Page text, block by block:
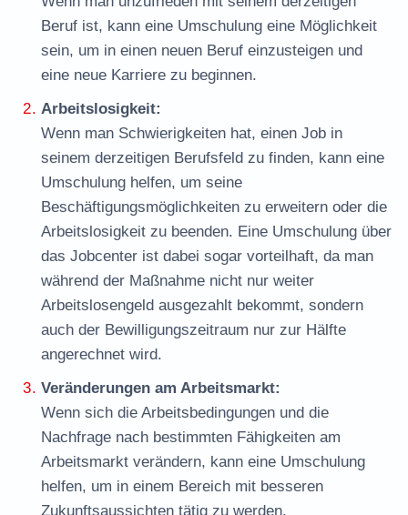
Beruf ist, kann eine Umschulung eine Möglichkeit
sein, um in einen neuen Beruf einzusteigen und
eine neue Karriere zu beginnen.
Arbeitslosigkeit:
Wenn man Schwierigkeiten hat, einen Job in
seinem derzeitigen Berufsfeld zu finden, kann eine
Umschulung helfen, um seine
Beschäftigungsmöglichkeiten zu erweitern oder die
Arbeitslosigkeit zu beenden. Eine Umschulung über
das Jobcenter ist dabei sogar vorteilhaft, da man
während der Maßnahme nicht nur weiter
Arbeitslosengeld ausgezahlt bekommt, sondern
auch der Bewilligungszeitraum nur zur Hälfte
angerechnet wird.
Veränderungen am Arbeitsmarkt:
Wenn sich die Arbeitsbedingungen und die
Nachfrage nach bestimmten Fähigkeiten am
Arbeitsmarkt verändern, kann eine Umschulung
helfen, um in einem Bereich mit besseren
Zukunftsaussichten tätig zu werden.